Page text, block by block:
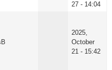
27 - 14:04
2025,
October
21 - 15:42